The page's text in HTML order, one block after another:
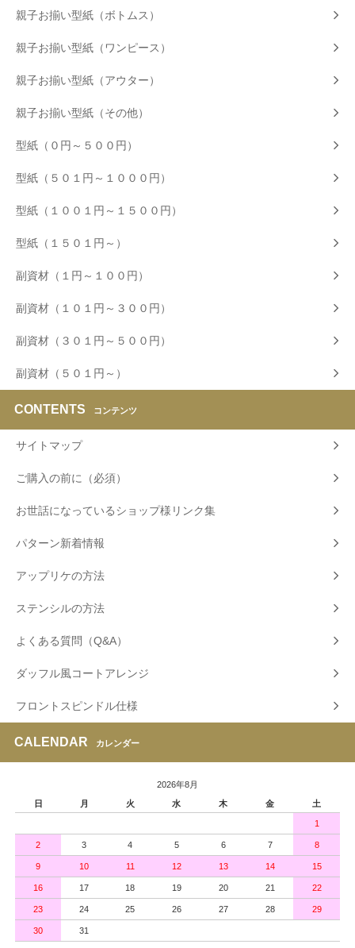
親子お揃い型紙（ボトムス）
親子お揃い型紙（ワンピース）
親子お揃い型紙（アウター）
親子お揃い型紙（その他）
型紙（０円～５００円）
型紙（５０１円～１０００円）
型紙（１００１円～１５００円）
型紙（１５０１円～）
副資材（１円～１００円）
副資材（１０１円～３００円）
副資材（３０１円～５００円）
副資材（５０１円～）
CONTENTS コンテンツ
サイトマップ
ご購入の前に（必須）
お世話になっているショップ様リンク集
パターン新着情報
アップリケの方法
ステンシルの方法
よくある質問（Q&A）
ダッフル風コートアレンジ
フロントスピンドル仕様
CALENDAR カレンダー
2026年8月
日
月 火 水 木 金 土
1
2 3 4 5 6 7 8
9 10 11 12 13 14 15
16 17 18 19 20 21 22
23 24 25 26 27 28 29
30 31